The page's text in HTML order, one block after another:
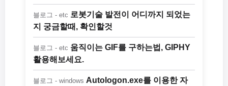
블로그 - etc 로봇기술 발전이 어디까지 되었는
지 궁금할때, 확인할것
블로그 - etc 움직이는 GIF를 구하는법, GIPHY
활용해보세요.
블로그 - windows Autologon.exe를 이용한 자